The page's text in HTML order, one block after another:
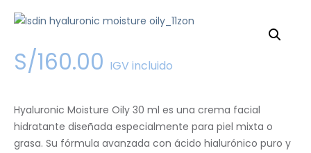
S/160.00 IGV incluido
Hyaluronic Moisture Oily 30 ml es una crema facial
hidratante diseñada especialmente para piel mixta o
grasa. Su fórmula avanzada con ácido hialurónico puro y